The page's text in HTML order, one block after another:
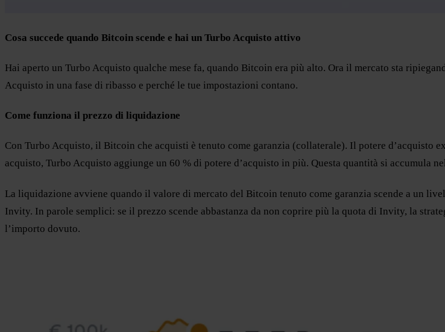
Cosa succede quando Bitcoin scende e hai un Turbo Acquisto attivo
Hai aperto un Turbo Acquisto qualche mese fa, quando Bitcoin era più alto. Ora il mercato sta
Acquisto in una fase di ribasso e perché le tue impostazioni contano.
Come funziona il prezzo di liquidazione
Con Turbo Acquisto, il Bitcoin che acquisti è tenuto come garanzia (collaterale). Il potere
acquisto, Turbo Acquisto aggiunge un 60 % di potere d’acquisto in più. Questa quantità si accumula
La liquidazione avviene quando il valore di mercato del Bitcoin tenuto come garanzia scende a un
Invity. In parole semplici: se il prezzo scende abbastanza da non coprire più la quota di Invity, la
l’importo dovuto.